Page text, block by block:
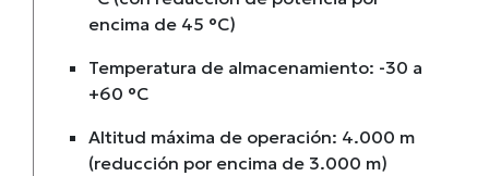
encima de 45 °C)
Temperatura de almacenamiento: -30 a
+60 °C
Altitud máxima de operación: 4.000 m
(reducción por encima de 3.000 m)